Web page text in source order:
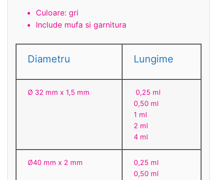
Culoare: gri
Include mufa si garnitura
Diametru Lungime
Ø 32 mm x 1,5 mm
0,25 ml
0,50 ml
1 ml
2 ml
4 ml
Ø40 mm x 2 mm
0,25 ml
0,50 ml